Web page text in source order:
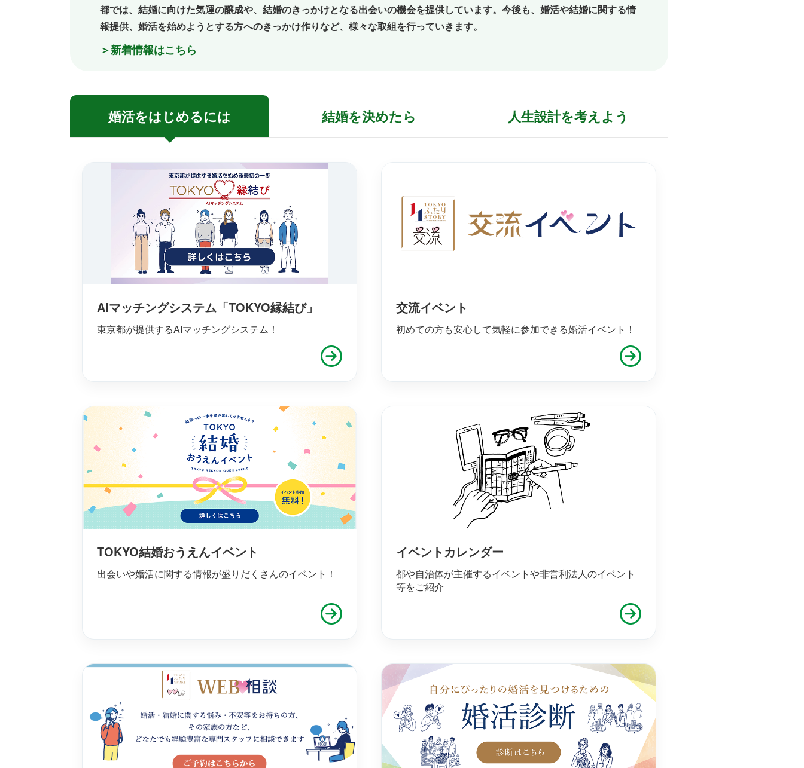
都では、結婚に向けた気運の醸成や、結婚のきっかけとなる出会いの機会を提供しています。今後も、婚活や結婚に関する情
報提供、婚活を始めようとする方へのきっかけ作りなど、様々な取組を行っていきます。
＞新着情報はこちら
婚活をはじめるには 結婚を決めたら 人生設計を考えよう
AIマッチングシステム「TOKYO縁結び」
東京都が提供するAIマッチングシステム！
交流イベント
初めての方も安心して気軽に参加できる婚活イベント！
TOKYO結婚おうえんイベント
出会いや婚活に関する情報が盛りだくさんのイベント！
イベントカレンダー
都や自治体が主催するイベントや非営利法人のイベント
等をご紹介